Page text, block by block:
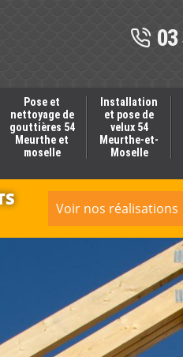
03
Pose et
nettoyage de
gouttières 54
Meurthe et
moselle
Installation
et pose de
velux 54
Meurthe-et-
Moselle
Voir nos réalisations